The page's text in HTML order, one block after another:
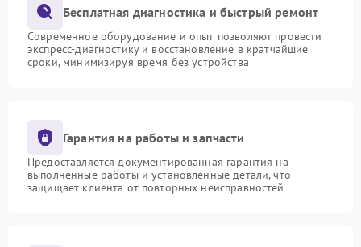
Бесплатная диагностика и быстрый ремонт
Современное оборудование и опыт позволяют провести
экспресс-диагностику и восстановление в кратчайшие
сроки, минимизируя время без устройства
Гарантия на работы и запчасти
Предоставляется документированная гарантия на
выполненные работы и установленные детали, что
защищает клиента от повторных неисправностей